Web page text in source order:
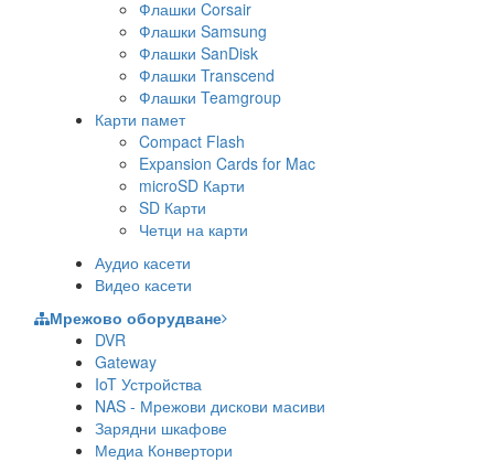
Флашки Corsair
Флашки Samsung
Флашки SanDisk
Флашки Transcend
Флашки Teamgroup
Карти памет
Compact Flash
Expansion Cards for Mac
microSD Карти
SD Карти
Четци на карти
Аудио касети
Видео касети
Мрежово оборудване
DVR
Gateway
IoT Устройства
NAS - Мрежови дискови масиви
Зарядни шкафове
Медиа Конвертори